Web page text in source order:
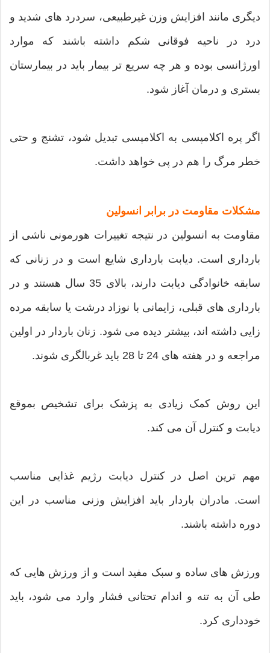
دیگری مانند افزایش وزن غیرطبیعی، سردرد های شدید و
درد در ناحیه فوقانی شکم داشته باشند که موارد
اورژانسی بوده و هر چه سریع تر بیمار باید در بیمارستان
بستری و درمان آغاز شود.
اگر پره اکلامپسی به اکلامپسی تبدیل شود، تشنج و حتی
خطر مرگ را هم در پی خواهد داشت.
مشکلات مقاومت در برابر انسولین
مقاومت به انسولین در نتیجه تغییرات هورمونی ناشی از
بارداری است. دیابت بارداری شایع است و در زنانی که
سابقه خانوادگی دیابت دارند، بالای 35 سال هستند و در
بارداری های قبلی، زایمانی با نوزاد درشت یا سابقه مرده
زایی داشته اند، بیشتر دیده می شود. زنان باردار در اولین
مراجعه و در هفته های 24 تا 28 باید غربالگری شوند.
این روش کمک زیادی به پزشک برای تشخیص بموقع
دیابت و کنترل آن می کند.
مهم ترین اصل در کنترل دیابت رژیم غذایی مناسب
است. مادران باردار باید افزایش وزنی مناسب در این
دوره داشته باشند.
ورزش های ساده و سبک مفید است و از ورزش هایی که
طی آن به تنه و اندام تحتانی فشار وارد می شود، باید
خودداری کرد.